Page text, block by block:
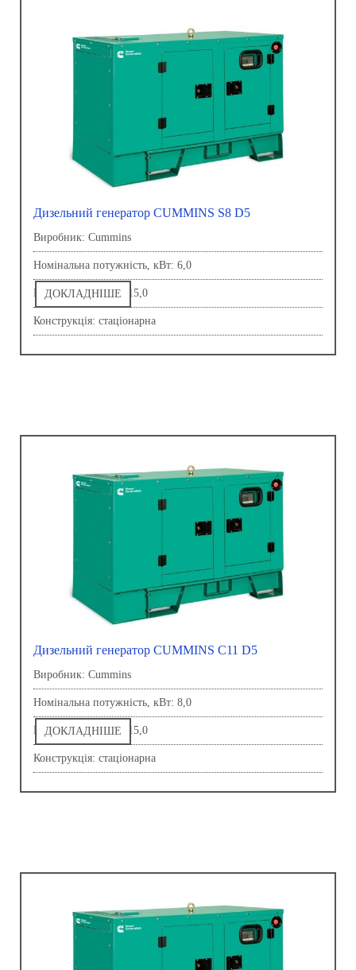
Дизельний генератор CUMMINS S8 D5
Виробник: Сummins
Номінальна потужність, кВт: 6,0
Напруга, В: 230,0-415,0
Конструкція: стаціонарна
ДОКЛАДНІШЕ
Дизельний генератор CUMMINS C11 D5
Виробник: Сummins
Номінальна потужність, кВт: 8,0
Напруга, В: 230,0-415,0
Конструкція: стаціонарна
ДОКЛАДНІШЕ